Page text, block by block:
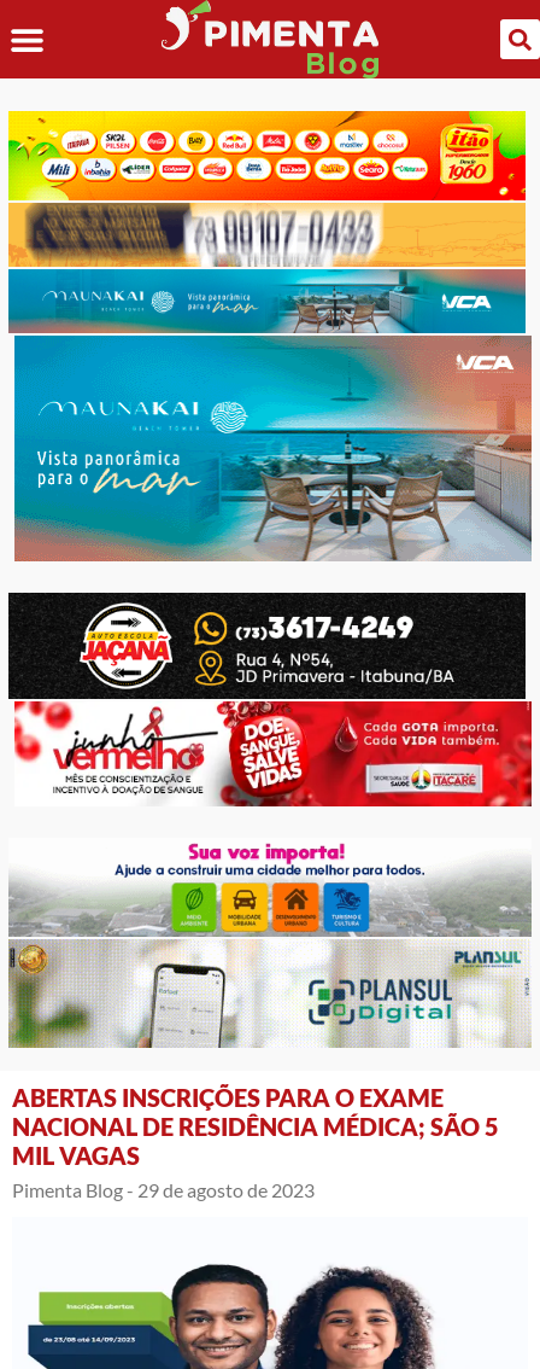
ABERTAS INSCRIÇÕES PARA O EXAME
NACIONAL DE RESIDÊNCIA MÉDICA; SÃO 5
MIL VAGAS
Pimenta Blog - 29 de agosto de 2023